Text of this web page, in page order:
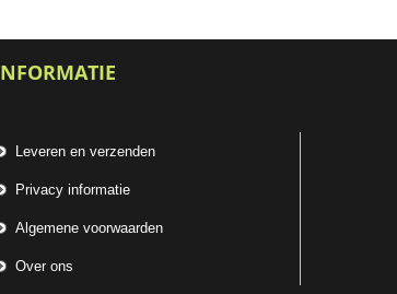
INFORMATIE
Leveren en verzenden
Privacy informatie
Algemene voorwaarden
Over ons